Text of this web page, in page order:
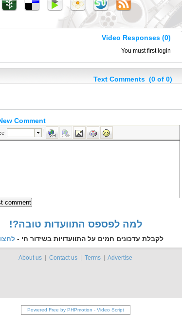
Video Responses (0)
You must first login
Text Comments (0 of 0)
Comment
!?למה לפספס התוועדות טובה
לקבלת עדכונים חמים על התוועדויות בשידור חי -
About us Contact us Terms Advertise
Powered Free by PHPmotion - Video Script